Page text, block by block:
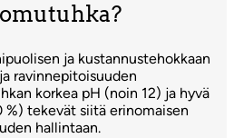
ja kustannustehokkaan
ravinnepitoisuuden
korkea pH (noin 12) ja hyvä
tekevät siitä erinomaisen
hallintaan.